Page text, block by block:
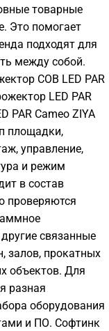
товарные
Это помогает
подходят для
между собой.
COB LED PAR
LED PAR
PAR Cameo ZIYA
площадки,
управление,
и режим
в состав
проверяются
связанные
залов, прокатных
объектов. Для
разная
оборудования
и ПО. Софтинк